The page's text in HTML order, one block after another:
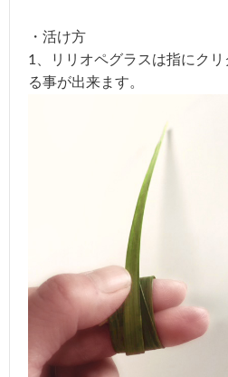
・活け方
1、リリオペグラスは指にク
る事が出来ます。